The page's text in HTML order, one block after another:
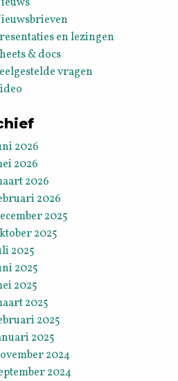
en lezingen
& docs
vragen
2026
2026
2026
2026
2025
2025
2025
2025
2025
2025
2025
2025
2024
2024